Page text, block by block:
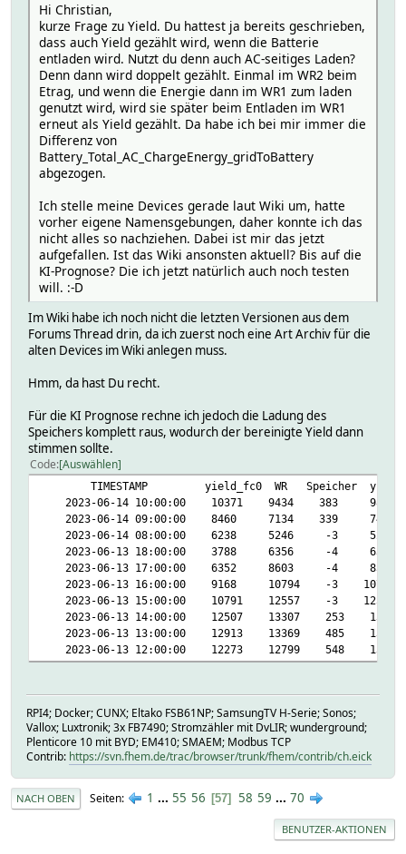
Hi Christian,
kurze Frage zu Yield. Du hattest ja bereits geschrieben,
dass auch Yield gezählt wird, wenn die Batterie
entladen wird. Nutzt du denn auch AC-seitiges Laden?
Denn dann wird doppelt gezählt. Einmal im WR2 beim
Etrag, und wenn die Energie dann im WR1 zum laden
genutzt wird, wird sie später beim Entladen im WR1
erneut als Yield gezählt. Da habe ich bei mir immer die
Differenz von
Battery_Total_AC_ChargeEnergy_gridToBattery
abgezogen.
Ich stelle meine Devices gerade laut Wiki um, hatte
vorher eigene Namensgebungen, daher konnte ich das
nicht alles so nachziehen. Dabei ist mir das jetzt
aufgefallen. Ist das Wiki ansonsten aktuell? Bis auf die
KI-Prognose? Die ich jetzt natürlich auch noch testen
will. :-D
Im Wiki habe ich noch nicht die letzten Versionen aus dem
Forums Thread drin, da ich zuerst noch eine Art Archiv für die
alten Devices im Wiki anlegen muss.
Hmm, da hast Du recht.
Für die KI Prognose rechne ich jedoch die Ladung des
Speichers komplett raus, wodurch der bereinigte Yield dann
stimmen sollte.
Code Auswählen
TIMESTAMP yield_fc0 WR Speicher
2023-06-14 10:00:00 10371 9434 383 9817
2023-06-14 09:00:00 8460 7134 339 7473
2023-06-14 08:00:00 6238 5246 -3 5243
2023-06-13 18:00:00 3788 6356 -4 6352
2023-06-13 17:00:00 6352 8603 -4 8599
2023-06-13 16:00:00 9168 10794 -3 10791
2023-06-13 15:00:00 10791 12557 -3 12554
2023-06-13 14:00:00 12507 13307 253 13560
2023-06-13 13:00:00 12913 13369 485 13854
2023-06-13 12:00:00 12273 12799 548 13347
RPI4; Docker; CUNX; Eltako FSB61NP; SamsungTV H-Serie; Sonos;
Vallox; Luxtronik; 3x FB7490; Stromzähler mit DvLIR; wunderground;
Plenticore 10 mit BYD; EM410; SMAEM; Modbus TCP
Contrib: https://svn.fhem.de/trac/browser/trunk/fhem/contrib/ch.eick
NACH OBEN Seiten 1 ... 55 56 57 58 59 ... 70
BENUTZER-AKTIONEN